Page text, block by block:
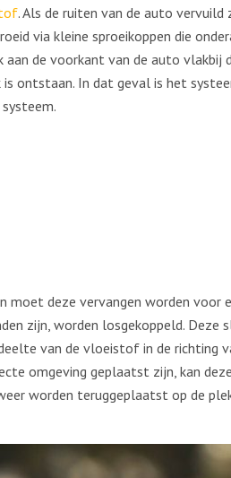
. Als de ruiten van de auto vervuild
via kleine sproeikoppen die
de voorkant van de auto vlakbij
ontstaan. In dat geval is het
moet deze vervangen worden voor
zijn, worden losgekoppeld. Deze
van de vloeistof in de richting
omgeving geplaatst zijn, kan
worden teruggeplaatst op de